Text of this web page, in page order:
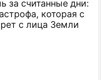
за считанные дни:
которая с
с лица Земли
на
с